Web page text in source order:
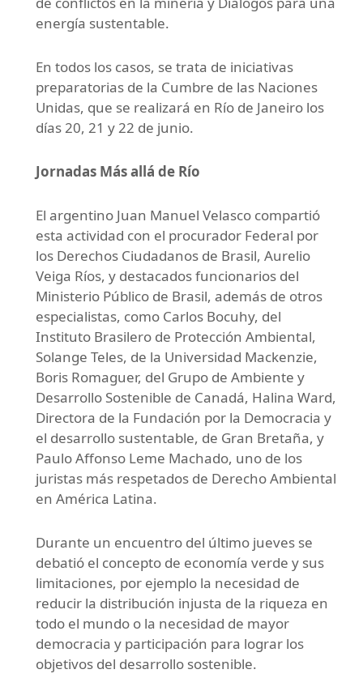
energía sustentable.
En todos los casos, se trata de iniciativas
preparatorias de la Cumbre de las Naciones
Unidas, que se realizará en Río de Janeiro los
días 20, 21 y 22 de junio.
Jornadas Más allá de Río
El argentino Juan Manuel Velasco compartió
esta actividad con el procurador Federal por
los Derechos Ciudadanos de Brasil, Aurelio
Veiga Ríos, y destacados funcionarios del
Ministerio Público de Brasil, además de otros
especialistas, como Carlos Bocuhy, del
Instituto Brasilero de Protección Ambiental,
Solange Teles, de la Universidad Mackenzie,
Boris Romaguer, del Grupo de Ambiente y
Desarrollo Sostenible de Canadá, Halina Ward,
Directora de la Fundación por la Democracia y
el desarrollo sustentable, de Gran Bretaña, y
Paulo Affonso Leme Machado, uno de los
juristas más respetados de Derecho Ambiental
en América Latina.
Durante un encuentro del último jueves se
debatió el concepto de economía verde y sus
limitaciones, por ejemplo la necesidad de
reducir la distribución injusta de la riqueza en
todo el mundo o la necesidad de mayor
democracia y participación para lograr los
objetivos del desarrollo sostenible.